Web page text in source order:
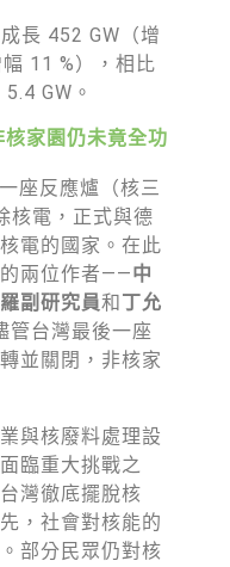
長 452 GW（增
11 %），相比
GW。
家園仍未竟全功
座反應爐（核三
核電，正式與德
電的國家。在此
兩位作者——中
副研究員和丁允
管台灣最後一座
並關閉，非核家
與核廢料處理設
臨重大挑戰之
灣徹底擺脫核
，社會對核能的
部分民眾仍對核